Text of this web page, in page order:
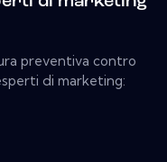
preventiva contro
di marketing: